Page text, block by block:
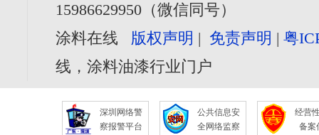
15986629950（微信同号）
涂料在线 版权声明 | 免责声明 |粤
线，涂料油漆行业门户
深圳网络警
察报警平台
公共信息安
全网络监察
经营
备案